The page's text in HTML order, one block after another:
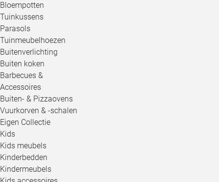
Bloempotten
Tuinkussens
Parasols
Tuinmeubelhoezen
Buitenverlichting
Buiten koken
Barbecues &
Accessoires
Buiten- & Pizzaovens
Vuurkorven & -schalen
Eigen Collectie
Kids
Kids meubels
Kinderbedden
Kindermeubels